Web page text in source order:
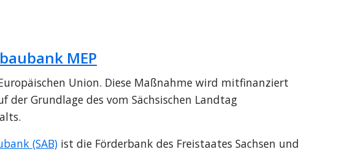
MEP
Union. Diese Maßnahme wird mitfinanziert
der Grundlage des vom Sächsischen Landtag
(SAB) ist die Förderbank des Freistaates Sachsen und